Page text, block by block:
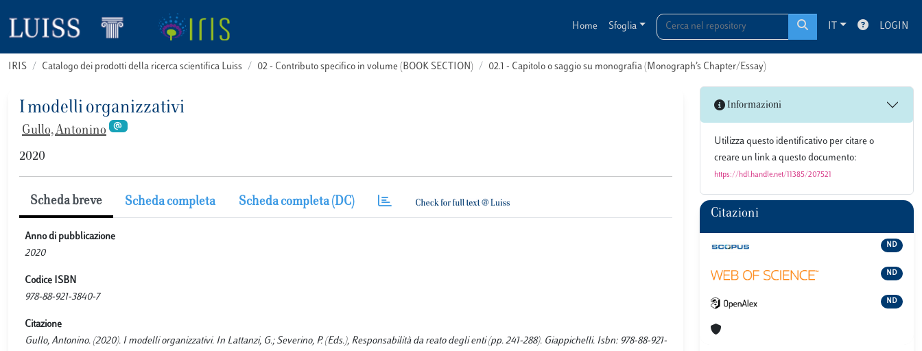
Home Sfoglia IT LOGIN
IRIS Catalogo dei prodotti della ricerca scientifica Luiss 02 - Contributo specifico in volume (BOOK SECTION) 02.1 - Capitolo o saggio su monografia (Monograph’s Chapter/Essay)
I modelli organizzativi
Gullo, Antonino
2020
Scheda breve Scheda completa Scheda completa (DC)
Anno di pubblicazione
2020
Codice ISBN
978-88-921-3840-7
Citazione
Gullo, Antonino. (2020). I modelli organizzativi. In Lattanzi, G.; Severino, P. (Eds.), Responsabilità da reato degli enti (pp. 241-288). Giappichelli. Isbn: 978-88-921-
Informazioni
Utilizza questo identificativo per citare o
creare un link a questo documento:
https://hdl.handle.net/11385/207521
Citazioni
ND
ND
ND